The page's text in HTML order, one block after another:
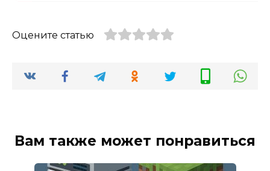
Оцените статью
Вам также может понравиться